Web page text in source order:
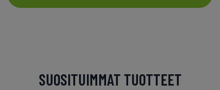
SUOSITUIMMAT TUOTTEET